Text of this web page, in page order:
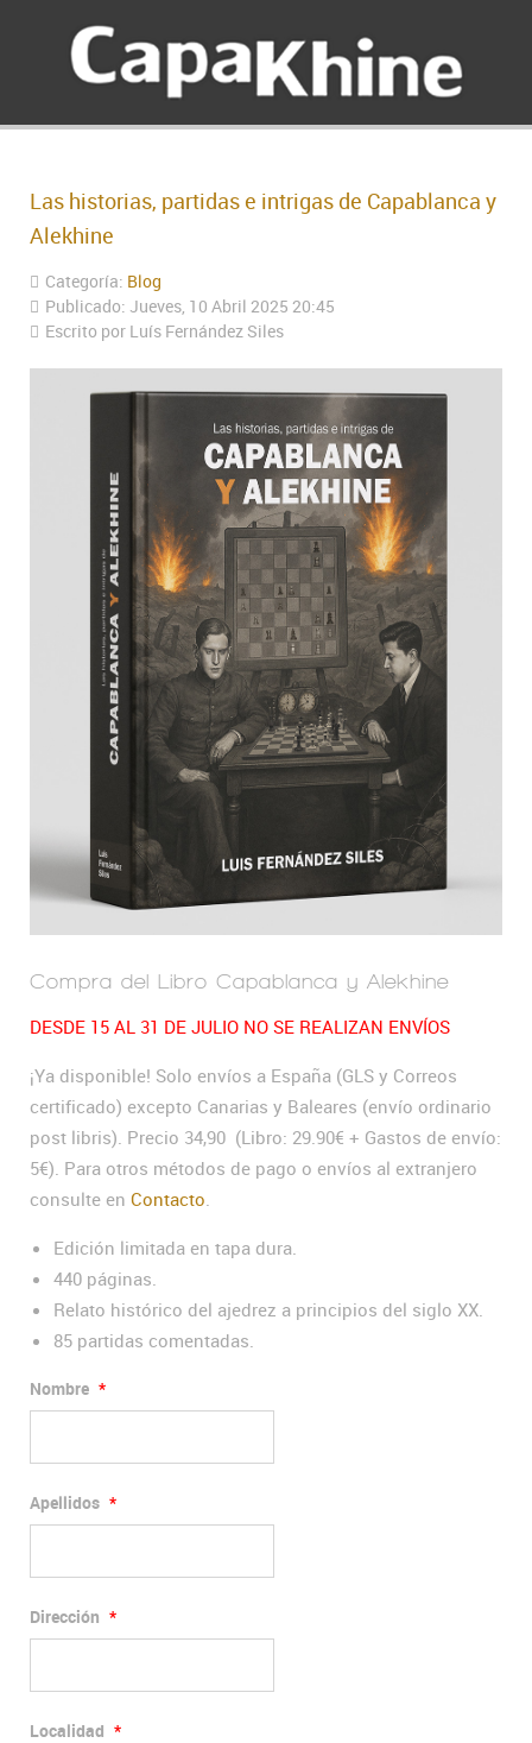
Las historias, partidas e intrigas de Capablanca y
Alekhine
Categoría: Blog
Publicado: Jueves, 10 Abril 2025 20:45
Escrito por Luís Fernández Siles
Compra del Libro Capablanca y Alekhine
DESDE 15 AL 31 DE JULIO NO SE REALIZAN ENVÍOS
¡Ya disponible! Solo envíos a España (GLS y Correos
certificado) excepto Canarias y Baleares (envío ordinario
post libris). Precio 34,90 (Libro: 29.90€ + Gastos de envío:
5€). Para otros métodos de pago o envíos al extranjero
consulte en Contacto
Edición limitada en tapa dura.
440 páginas.
Relato histórico del ajedrez a principios del siglo XX.
85 partidas comentadas.
Nombre *
Apellidos *
Dirección *
Localidad *